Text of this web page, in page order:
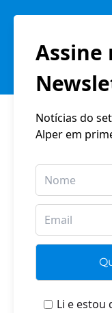
Assine
Notícias do
Alper em
Li e estou